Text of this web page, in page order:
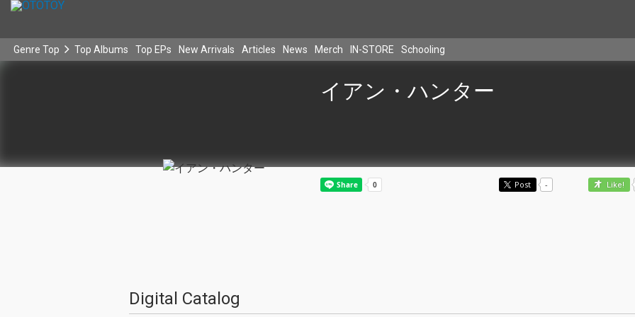
Genre Top Top Albums Top EPs New Arrivals Articles News Merch IN-STORE Schooling
イアン・ハンター
Post - Like!
Digital Catalog